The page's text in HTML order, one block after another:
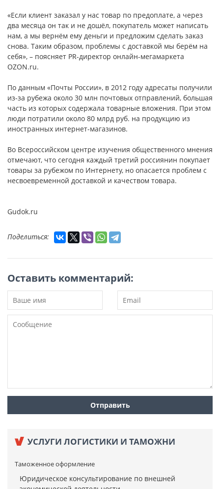
«Если клиент заказал у нас товар по предоплате, а через
два месяца он так и не дошёл, покупатель может написать
нам, а мы вернём ему деньги и предложим сделать заказ
снова. Таким образом, проблемы с доставкой мы берём на
себя», – поясняет PR-директор онлайн-мегамаркета
OZON.ru.
По данным «Почты России», в 2012 году адресаты получили
из-за рубежа около 30 млн почтовых отправлений, большая
часть из которых содержала товарные вложения. При этом
люди потратили около 80 млрд руб. на продукцию из
иностранных интернет-магазинов.
Во Всероссийском центре изучения общественного мнения
отмечают, что сегодня каждый третий россиянин покупает
товары за рубежом по Интернету, но опасается проблем с
несвоевременной доставкой и качеством товара.
Gudok.ru
Поделиться:
Оставить комментарий:
УСЛУГИ ЛОГИСТИКИ И ТАМОЖНИ
Таможенное оформление
Юридическое консультирование по внешней